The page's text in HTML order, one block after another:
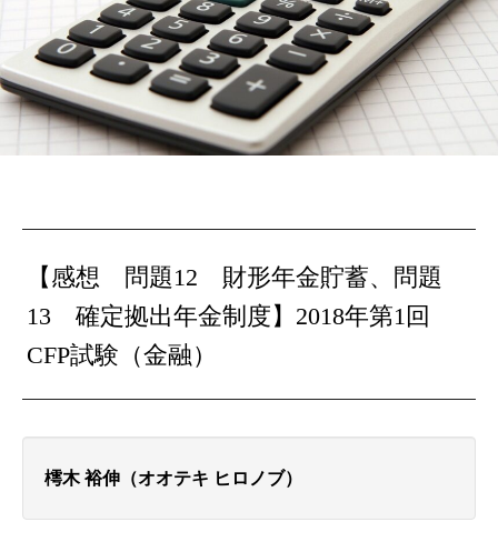
【感想 問題12 財形年金貯蓄、問題
13 確定拠出年金制度】2018年第1回
CFP試験（金融）
樗木 裕伸（オオテキ ヒロノブ）